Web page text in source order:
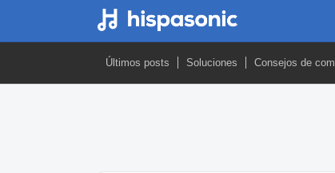
Últimos posts Soluciones Consejos de